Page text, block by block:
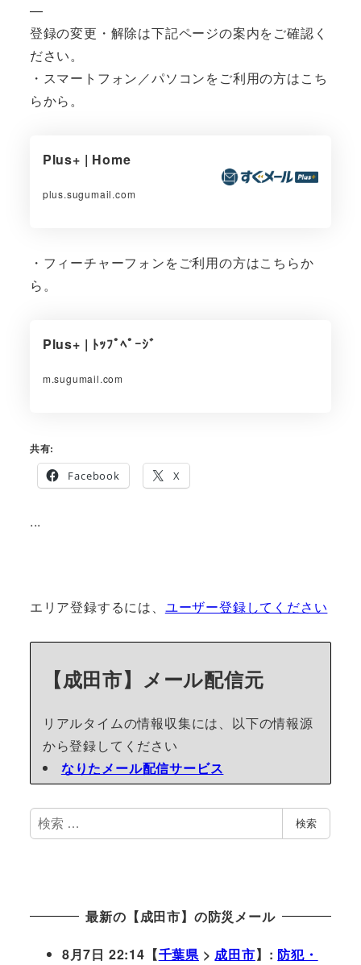
—
登録の変更・解除は下記ページの案内をご確認く
ださい。
・スマートフォン／パソコンをご利用の方はこち
らから。
Plus+ | Home
plus.sugumail.com
・フィーチャーフォンをご利用の方はこちらか
ら。
Plus+ | ﾄｯﾌﾟﾍﾟｰｼﾞ
m.sugumail.com
共有:
Facebook
X
...
エリア登録するには、 ユーザー登録してください
【成田市】メール配信元
リアルタイムの情報収集には、以下の情報源
から登録してください
なりたメール配信サービス
検
索
検索
最新の【成田市】の防災メール
8月7日 22:14【千葉県 >成田市】: 防犯・